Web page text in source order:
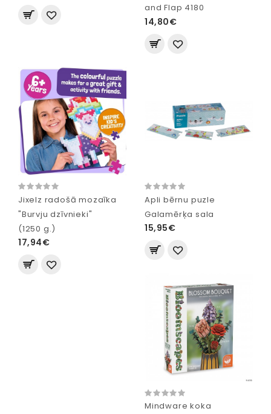
and Flap 4180
14,80€
Jixelz radošā mozaīka
"Burvju dzīvnieki"
(1250 g.)
17,94€
Apli bērnu puzle
Galamērķa sala
15,95€
Mindware koka